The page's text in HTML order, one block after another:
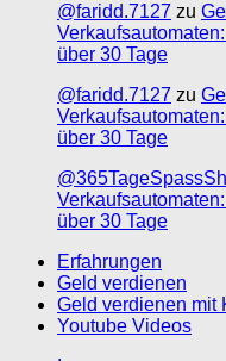
@faridd.7127 zu
über 30 Tage
@faridd.7127 zu
über 30 Tage
über 30 Tage
Erfahrungen
Geld verdienen
Geld verdienen mit
Youtube Videos